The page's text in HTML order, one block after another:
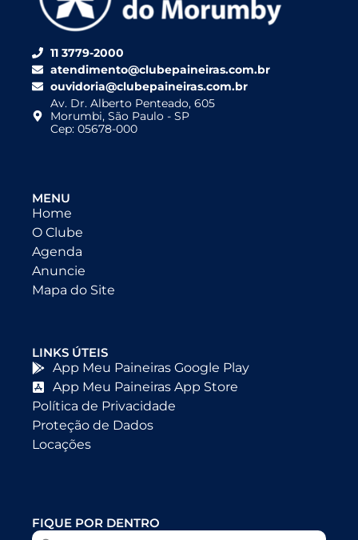
11 3779-2000
atendimento@clubepaineiras.com.br
ouvidoria@clubepaineiras.com.br
Av. Dr. Alberto Penteado, 605
Morumbi, São Paulo - SP
Cep: 05678-000
MENU
Home
O Clube
Agenda
Anuncie
Mapa do Site
LINKS ÚTEIS
App Meu Paineiras Google Play
App Meu Paineiras App Store
Política de Privacidade
Proteção de Dados
Locações
FIQUE POR DENTRO